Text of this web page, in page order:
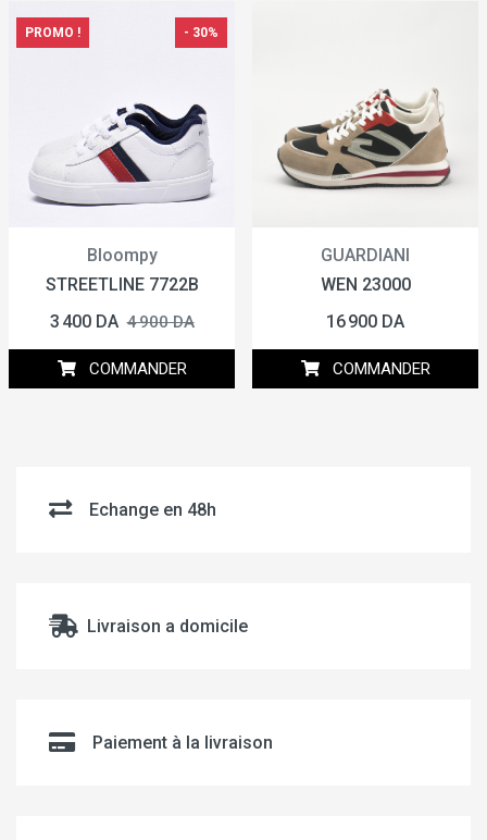
Bloompy
STREETLINE 7722B
PROMO ! - 30%
3 400 DA 4 900 DA
COMMANDER
GUARDIANI
WEN 23000
16 900 DA
COMMANDER
Echange en 48h
Livraison a domicile
Paiement à la livraison